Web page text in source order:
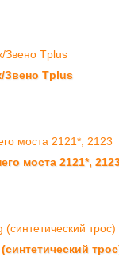
Звено Tplus
моста 2121*,